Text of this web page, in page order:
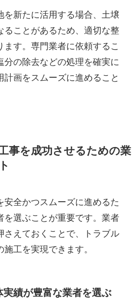
を新たに活用する場合、土壌
ることがあるため、適切な整
す。専門業者に依頼するこ
分の除去などの処理を確実に
計画をスムーズに進めること
事を成功させるための業
安全かつスムーズに進めるた
を選ぶことが重要です。業者
さえておくことで、トラブル
工を実現できます。
績が豊富な業者を選ぶ